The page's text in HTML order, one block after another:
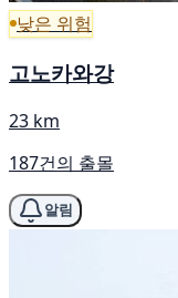
낮은 위험
고노카와강
23 km
187건의 출몰
알림